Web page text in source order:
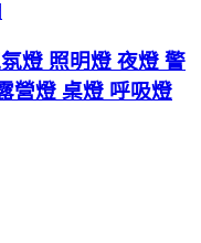
燈 照明燈 夜燈 警
營燈 桌燈 呼吸燈